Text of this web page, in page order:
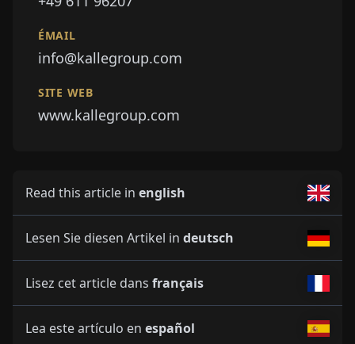
ÉMAIL
info@kallegroup.com
SITE WEB
www.kallegroup.com
Read this article in english
Lesen Sie diesen Artikel in deutsch
Lisez cet article dans français
Lea este artículo en español